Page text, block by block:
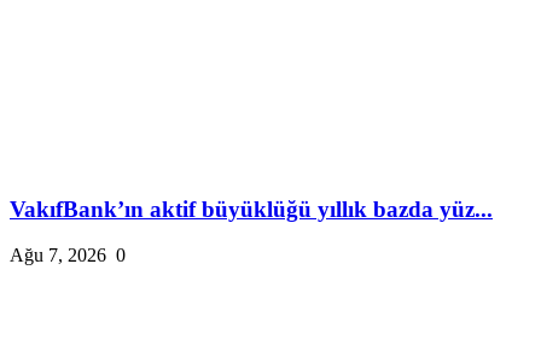
VakıfBank’ın aktif büyüklüğü yıllık bazda yüz...
Ağu 7, 2026 0